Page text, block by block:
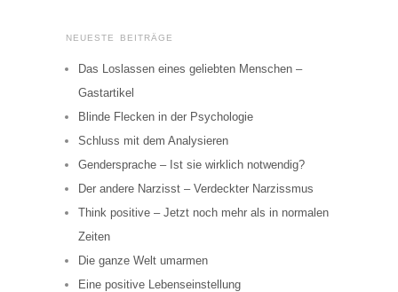
NEUESTE BEITRÄGE
Das Loslassen eines geliebten Menschen –
Gastartikel
Blinde Flecken in der Psychologie
Schluss mit dem Analysieren
Gendersprache – Ist sie wirklich notwendig?
Der andere Narzisst – Verdeckter Narzissmus
Think positive – Jetzt noch mehr als in normalen
Zeiten
Die ganze Welt umarmen
Eine positive Lebenseinstellung